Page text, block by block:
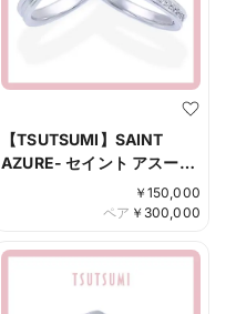
【TSUTSUMI】SAINT
AZURE- セイント アスール
￥ 150,000
￥ 300,000
ペア